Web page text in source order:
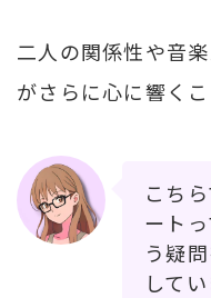
二人の関係性や音
がさらに心に響くこ
こち
ート
う疑
してい